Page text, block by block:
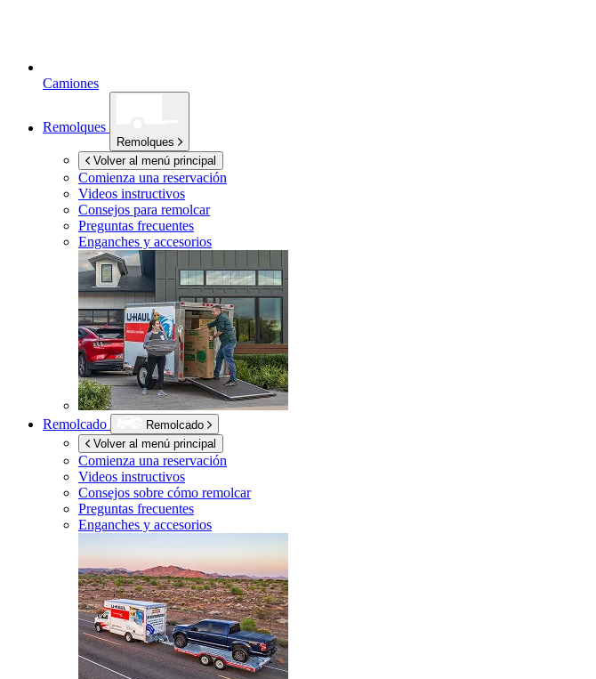
Camiones
Remolques
Remolques
Volver al menú principal
Comienza una reservación
Videos instructivos
Consejos para remolcar
Preguntas frecuentes
Enganches y accesorios
Remolcado
Remolcado
Volver al menú principal
Comienza una reservación
Videos instructivos
Consejos sobre cómo remolcar
Preguntas frecuentes
Enganches y accesorios